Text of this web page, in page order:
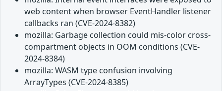
web content when browser EventHandler listener
callbacks ran (CVE-2024-8382)
mozilla: Garbage collection could mis-color cross-
compartment objects in OOM conditions (CVE-
2024-8384)
mozilla: WASM type confusion involving
ArrayTypes (CVE-2024-8385)